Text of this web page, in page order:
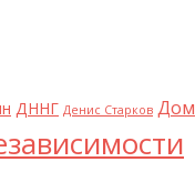
ДННГ Денис Старков Дом